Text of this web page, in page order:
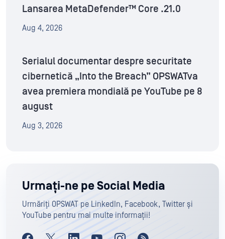
Lansarea MetaDefender™ Core .21.0
Aug 4, 2026
Serialul documentar despre securitate
cibernetică „Into the Breach” OPSWATva
avea premiera mondială pe YouTube pe 8
august
Aug 3, 2026
Urmați-ne pe Social Media
Urmăriți OPSWAT pe LinkedIn, Facebook, Twitter și
YouTube pentru mai multe informații!